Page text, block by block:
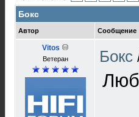
Бокс
Автор Сообщение
Vitos
Ветеран Бокс